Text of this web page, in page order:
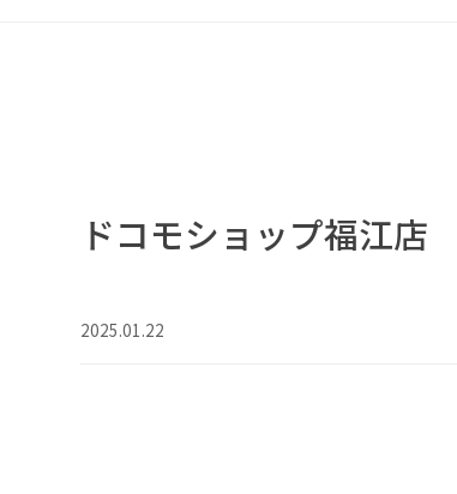
ドコモショップ福江店
2025.01.22